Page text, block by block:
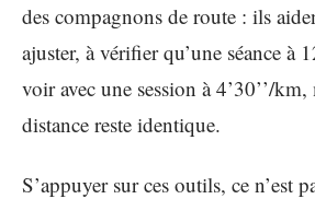
des compagnons de route : ils
ajuster, à vérifier qu’une séance à
voir avec une session à 4’30’’/
distance reste identique.
S’appuyer sur ces outils, ce n’est